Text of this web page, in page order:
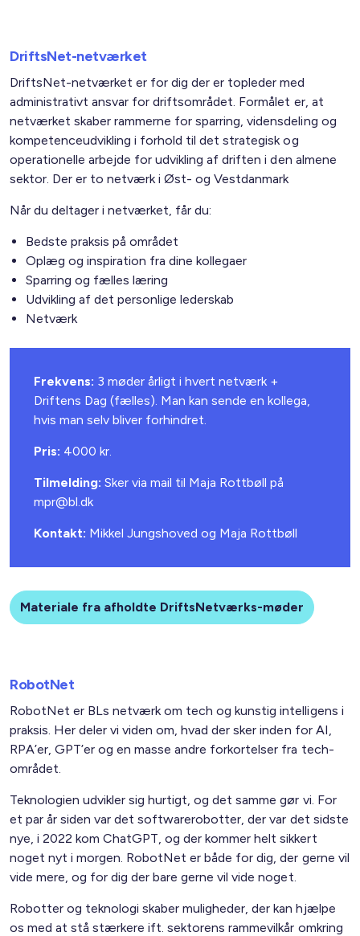
Frekvens: 3 møder årligt i hvert netværk +
Driftens Dag (fælles). Man kan sende en kollega,
hvis man selv bliver forhindret.
Pris: 4000 kr.
Tilmelding:Sker via mail til Maja Rottbøll på
mpr@bl.dk
Kontakt: Mikkel Jungshoved og Maja Rottbøll
DriftsNet-netværket
DriftsNet-netværket er for dig der er topleder med
administrativt ansvar for driftsområdet. Formålet er, at
netværket skaber rammerne for sparring, vidensdeling og
kompetenceudvikling i forhold til det strategisk og
operationelle arbejde for udvikling af driften i den almene
sektor. Der er to netværk i Øst- og Vestdanmark
Når du deltager i netværket, får du:
Bedste praksis på området
Oplæg og inspiration fra dine kollegaer
Sparring og fælles læring
Udvikling af det personlige lederskab
Netværk
Materiale fra afholdte DriftsNetværks-møder
RobotNet
RobotNet er BLs netværk om tech og kunstig intelligens i
praksis. Her deler vi viden om, hvad der sker inden for AI,
RPA’er, GPT’er og en masse andre forkortelser fra tech-
området.
Teknologien udvikler sig hurtigt, og det samme gør vi. For
et par år siden var det softwarerobotter, der var det sidste
nye, i 2022 kom ChatGPT, og der kommer helt sikkert
noget nyt i morgen. RobotNet er både for dig, der gerne vil
vide mere, og for dig der bare gerne vil vide noget.
Robotter og teknologi skaber muligheder, der kan hjælpe
os med at stå stærkere ift. sektorens rammevilkår omkring